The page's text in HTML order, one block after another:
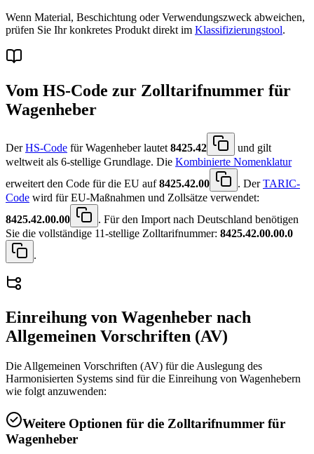
Wenn Material, Beschichtung oder Verwendungszweck abweichen,
prüfen Sie Ihr konkretes Produkt direkt im Klassifizierungstool.
Vom HS-Code zur Zolltarifnummer für
Wagenheber
DerHS-Code für Wagenheber lautet8425.42
und gilt
weltweit als 6-stellige Grundlage. Die Kombinierte Nomenklatur
erweitert den Code für die EU auf8425.42.00 . DerTARIC-
Code wird für EU-Maßnahmen und Zollsätze verwendet:
8425.42.00.00
. Für den Import nach Deutschland benötigen
Sie die vollständige 11-stellige Zolltarifnummer: 8425.42.00.00.0
.
Einreihung von Wagenheber nach
Allgemeinen Vorschriften (AV)
Die Allgemeinen Vorschriften (AV) für die Auslegung des
Harmonisierten Systems sind für die Einreihung von Wagenhebern
wie folgt anzuwenden:
Weitere Optionen für die Zolltarifnummer für
Wagenheber